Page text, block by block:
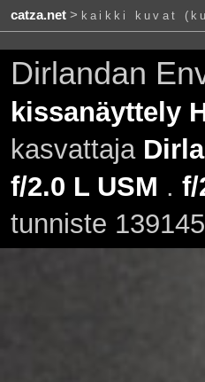
catza.net> kaikki kuvat
Dirlandan
kissanäyttely
kasvattaja
f/2.0 L USM . f/
tunniste 139145